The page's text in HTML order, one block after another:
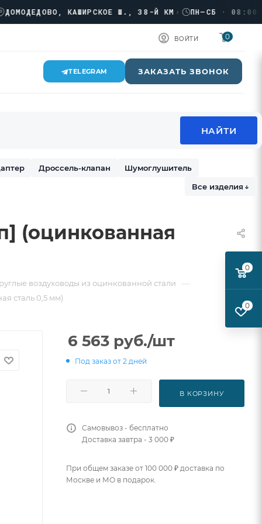
КАШИРСКОЕ Ш., 38-Й КМ› ПН–СБ · 08:00 →
ВОЙТИ 0
TELEGRAM ЗАКАЗАТЬ ЗВОНОК
Дроссель-клапан
Шумоглушитель
Все изделия ↓
(оцинкованная
воздуховоды из оцинкованной стали —
сталь 0,5 мм)
6 563 руб./шт
Под заказ от 2 дней
В КОРЗИНУ
Самовывоз - бесплатно
Доставка завтра - 3 000 ₽
При общем заказе от 100 000 ₽ доставка по
Москве и МО в подарок.
0
0